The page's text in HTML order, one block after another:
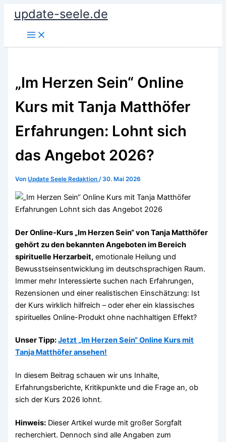
Zum
Inhalt
springen
update-seele.de
„Im Herzen Sein“ Online
Kurs mit Tanja Matthöfer
Erfahrungen: Lohnt sich
das Angebot 2026?
VonUpdate Seele Redaktion/30. Mai 2026
Der Online-Kurs „Im Herzen Sein“ von Tanja Matthöfer
gehört zu den bekannten Angeboten im Bereich
spirituelle Herzarbeit, emotionale Heilung und
Bewusstseinsentwicklung im deutschsprachigen Raum.
Immer mehr Interessierte suchen nach Erfahrungen,
Rezensionen und einer realistischen Einschätzung: Ist
der Kurs wirklich hilfreich – oder eher ein klassisches
spirituelles Online-Produkt ohne nachhaltigen Effekt?
Unser Tipp:Jetzt „Im Herzen Sein“ Online Kurs mit
Tanja Matthöfer ansehen!
In diesem Beitrag schauen wir uns Inhalte,
Erfahrungsberichte, Kritikpunkte und die Frage an, ob
sich der Kurs 2026 lohnt.
Hinweis: Dieser Artikel wurde mit großer Sorgfalt
recherchiert. Dennoch sind alle Angaben zum